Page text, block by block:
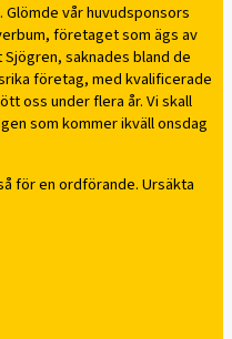
vår huvudsponsors
företaget som ägs av
saknades bland de
företag, med kvalificerade
oss under flera år. Vi skall
som kommer ikväll onsdag
för en ordförande. Ursäkta